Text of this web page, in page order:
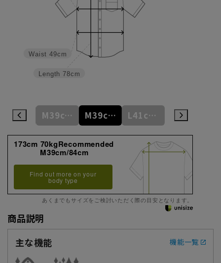
Length 78cm
Waist 49cm
S37cm/82cm M39cm/80cm M39cm/84cm L41cm/82cm
173cm 70kgRecommended
M39cm/84cm
Find out more on your
body type
あくまでもサイズをご検討いただく際の目安となります。
商品説明
主な機能
機能一覧